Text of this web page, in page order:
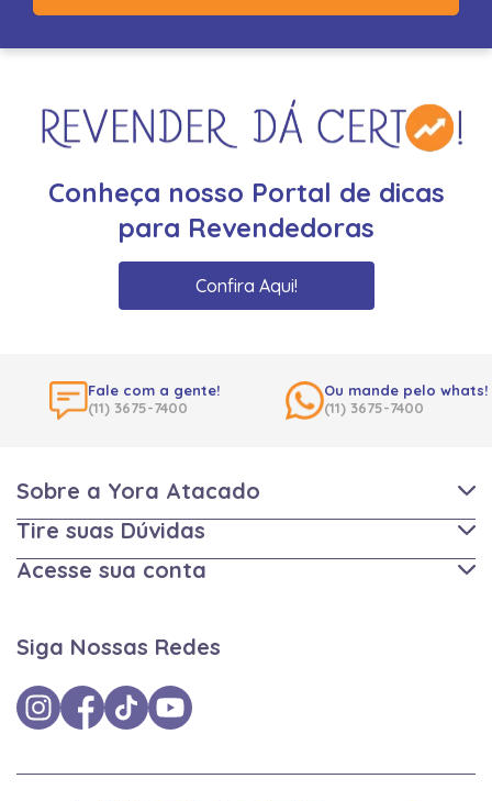
Conheça nosso Portal de dicas
para Revendedoras
Confira Aqui!
Fale com a gente!
(11) 3675-7400
Ou mande pelo whats!
(11) 3675-7400
Sobre a Yora Atacado
Tire suas Dúvidas
Acesse sua conta
Siga Nossas Redes